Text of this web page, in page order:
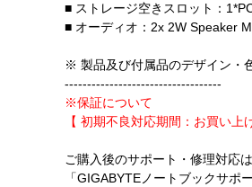
■ ストレージ空きスロット：
■ オーディオ：2x 2W Speaker
※ 製品及び付属品のデザイン・
-----------------------------------
※保証について
【 初期不良対応期間：お買い上
ご購入後のサポート・修理対応
「GIGABYTEノートブックサポ